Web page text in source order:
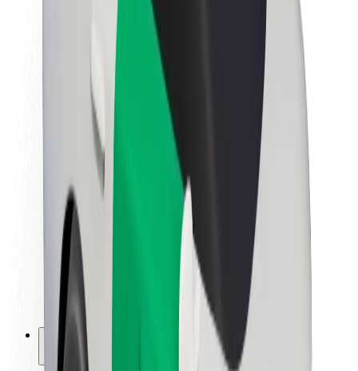
À propos de Bolt
La durabilité chez Bolt
Project Zero
Blog
Actualités
Lignes directrices de marque
Notre mission
Relations investisseurs
Équipe de direction
La marque
Ressources
Fonds urbain
Sécurité